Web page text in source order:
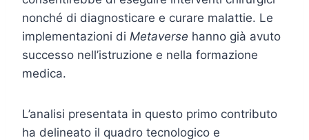
nonché di diagnosticare e curare malattie. Le
implementazioni di Metaverse hanno già avuto
successo nell’istruzione e nella formazione
medica.
L’analisi presentata in questo primo contributo
ha delineato il quadro tecnologico e